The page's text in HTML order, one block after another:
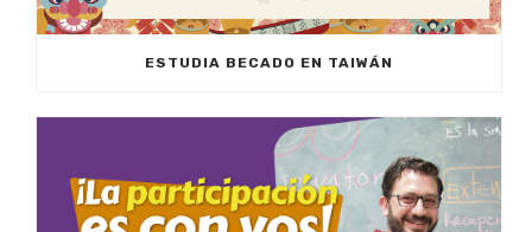
ESTUDIA BECADO EN TAIWÁN